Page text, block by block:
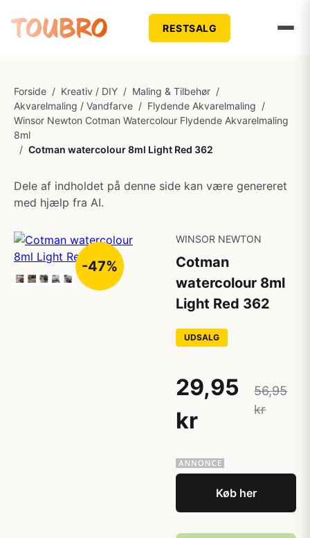
RESTSALG
Forside / Kreativ / DIY / Maling & Tilbehør /
Akvarelmaling / Vandfarve / Flydende Akvarelmaling /
Winsor Newton Cotman Watercolour Flydende Akvarelmaling
8ml
/ Cotman watercolour 8ml Light Red 362
Dele af indholdet på denne side kan være genereret
med hjælp fra AI.
-47%
WINSOR NEWTON
Cotman
watercolour 8ml
Light Red 362
UDSALG
29,95
kr
56,95
kr
Køb her